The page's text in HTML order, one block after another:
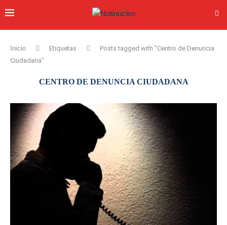
Inicio Etiquetas
Posts tagged with "Centro de Denuncia
Ciudadana"
CENTRO DE DENUNCIA CIUDADANA